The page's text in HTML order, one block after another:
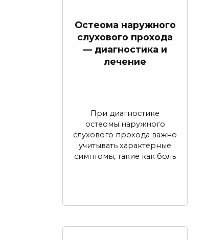
Остеома наружного
слухового прохода
— диагностика и
лечение
При диагностике
остеомы наружного
слухового прохода важно
учитывать характерные
симптомы, такие как боль